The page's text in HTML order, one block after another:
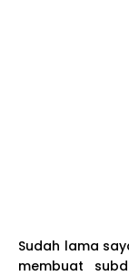
Sudah lama
membuat